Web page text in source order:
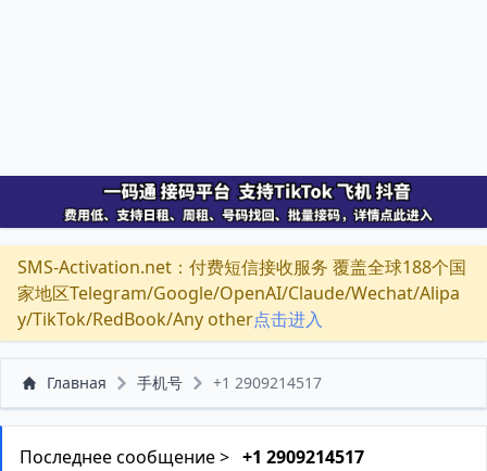
SMS-Activation.net：付费短信接收服务 覆盖全球188个国
家地区Telegram/Google/OpenAI/Claude/Wechat/Alipa
y/TikTok/RedBook/Any other点击进入
Главная 手机号 +1 2909214517
Последнее сообщение > +1 2909214517